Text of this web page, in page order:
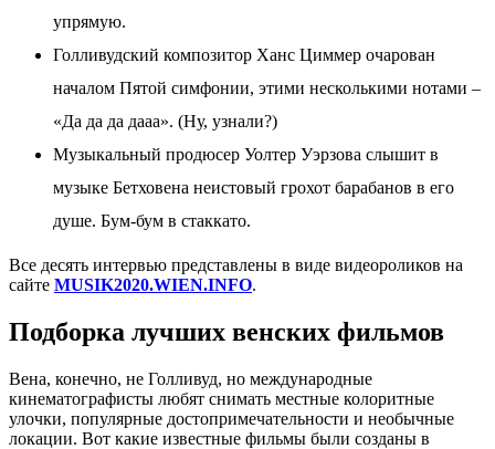
упрямую.
Голливудский композитор Ханс Циммер очарован
началом Пятой симфонии, этими несколькими нотами –
«Да да да дааа». (Ну, узнали?)
Музыкальный продюсер Уолтер Уэрзова слышит в
музыке Бетховена неистовый грохот барабанов в его
душе. Бум-бум в стаккато.
Все десять интервью представлены в виде видеороликов на
сайте MUSIK2020.WIEN.INFO.
Подборка лучших венских фильмов
Вена, конечно, не Голливуд, но международные
кинематографисты любят снимать местные колоритные
улочки, популярные достопримечательности и необычные
локации. Вот какие известные фильмы были созданы в